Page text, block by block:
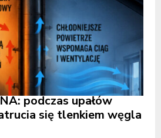
podczas upałów
się tlenkiem węgla